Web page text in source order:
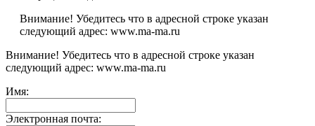
Внимание! Убедитесь что в адресной строке указан
следующий адрес: www.ma-ma.ru
Внимание! Убедитесь что в адресной строке указан
следующий адрес: www.ma-ma.ru
Имя:
Электронная почта: